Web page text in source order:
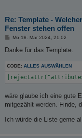
Re: Template -
Fenster stehen offen
B
i
r
a
g
Mo 18. Mär 2024, 21:02
Danke für das Template.
CODE: ALLES AUSWÄHLEN
wäre glaube ich eine gute
mitgezählt werden. Finde,
Ich würde die Liste gerne